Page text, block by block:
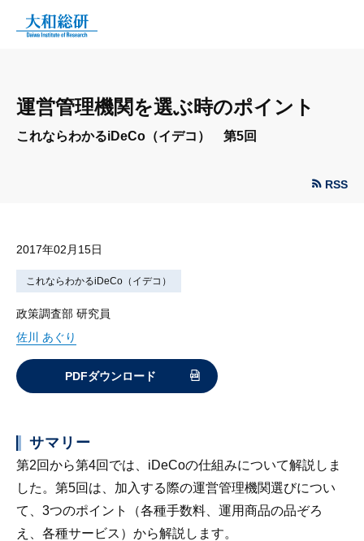
運営管理機関を選ぶ時のポイント
これならわかるiDeCo（イデコ） 第5回
RSS
2017年02月15日
これならわかるiDeCo（イデコ）
政策調査部 研究員
佐川 あぐり
PDFダウンロード
サマリー
第2回から第4回では、iDeCoの仕組みについて解説しま
した。第5回は、加入する際の運営管理機関選びについ
て、3つのポイント（各種手数料、運用商品の品ぞろ
え、各種サービス）から解説します。